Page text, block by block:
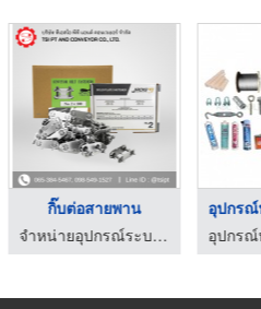
กิ๊บต่อสายพาน
จำหน่ายอุปกรณ์ระบบสายพานลำเลียงยางดำ